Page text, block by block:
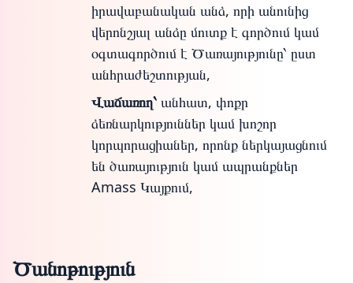
իրավաբանական անձ, որի անունից
վերոնշյալ անձը մուտք է գործում կամ
օգտագործում է Ծառայությունը՝ ըստ
անհրաժեշտության,
Վաճառող՝ անհատ, փոքր
ձեռնարկություններ կամ խոշոր
կորպորացիաներ, որոնք ներկայացնում
են ծառայություն կամ ապրանքներ
Amass Կայքում,
Ծանոթություն